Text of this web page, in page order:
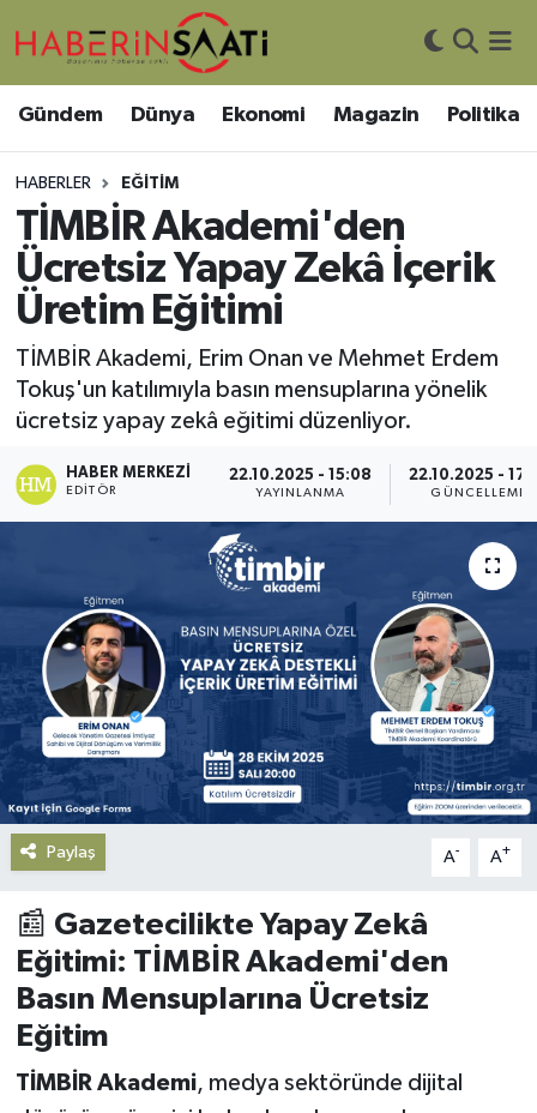
Gündem Dünya Ekonomi Magazin Politika
HABERLER EĞITIM
TİMBİR Akademi'den
Ücretsiz Yapay Zekâ İçerik
Üretim Eğitimi
TİMBİR Akademi, Erim Onan ve Mehmet Erdem
Tokuş'un katılımıyla basın mensuplarına yönelik
ücretsiz yapay zekâ eğitimi düzenliyor.
HABER MERKEZI
EDITÖR
22.10.2025 - 15:08
YAYINLANMA
22.10.2025 -
GÜNCELLEME
Paylaş A- A+
📰 Gazetecilikte Yapay Zekâ
Eğitimi: TİMBİR Akademi'den
Basın Mensuplarına Ücretsiz
Eğitim
TİMBİR Akademi, medya sektöründe dijital
Asayiş
Bilim ve Teknoloji
Çevre
DIŞ HABER
Eğitim
Genel
Haberde İnsan
Kültür-Sanat
Magazin
Podcast
Sağlık
Siyaset
Spor
Nöbetçi Eczaneler
Hava Durumu
Trafik Durumu
Süper Lig Puan Durumu ve Fikstür
Tüm Manşetler
Son Dakika Haberleri